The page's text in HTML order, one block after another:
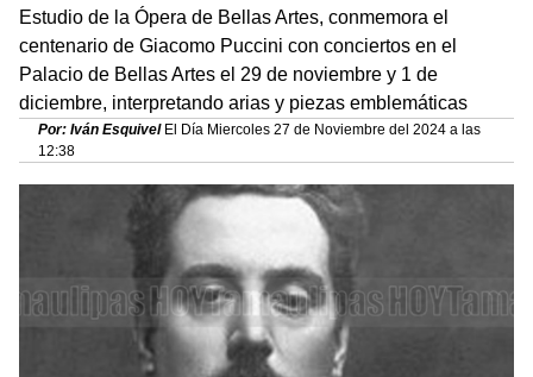
Estudio de la Ópera de Bellas Artes, conmemora el
centenario de Giacomo Puccini con conciertos en el
Palacio de Bellas Artes el 29 de noviembre y 1 de
diciembre, interpretando arias y piezas emblemáticas
Por: Iván EsquivelEl Día Miercoles 27 de Noviembre del 2024 a las
12:38